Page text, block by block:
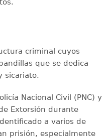
criminal cuyos
que se dedica
sicariato.
Nacional Civil (PNC) y
Extorsión durante
a varios de
prisión, especialmente